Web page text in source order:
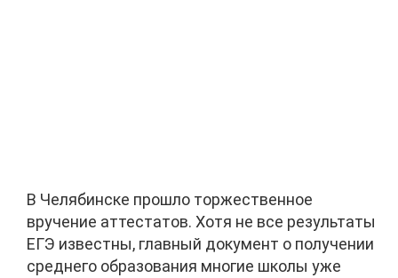
В Челябинске прошло торжественное
вручение аттестатов. Хотя не все результаты
ЕГЭ известны, главный документ о получении
среднего образования многие школы уже